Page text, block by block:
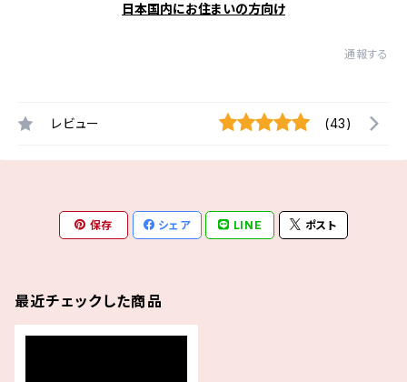
日本国内にお住まいの方向け
通報する
レビュー (43)
保存 シェア LINE ポスト
最近チェックした商品